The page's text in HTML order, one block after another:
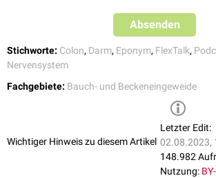
Absenden
Stichworte: Colon, Darm, Eponym, FlexTalk,
Nervensystem
Fachgebiete: Bauch- und Beckeneingeweide
Wichtiger Hinweis zu diesem Artikel
Letzter Edit:
02.08.2023,
148.982
Nutzung: